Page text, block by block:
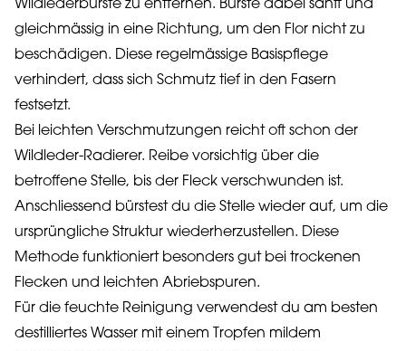
Wildlederbürste zu entfernen. Bürste dabei sanft und
gleichmässig in eine Richtung, um den Flor nicht zu
beschädigen. Diese regelmässige Basispflege
verhindert, dass sich Schmutz tief in den Fasern
festsetzt.
Bei leichten Verschmutzungen reicht oft schon der
Wildleder-Radierer. Reibe vorsichtig über die
betroffene Stelle, bis der Fleck verschwunden ist.
Anschliessend bürstest du die Stelle wieder auf, um die
ursprüngliche Struktur wiederherzustellen. Diese
Methode funktioniert besonders gut bei trockenen
Flecken und leichten Abriebspuren.
Für die feuchte Reinigung verwendest du am besten
destilliertes Wasser mit einem Tropfen mildem